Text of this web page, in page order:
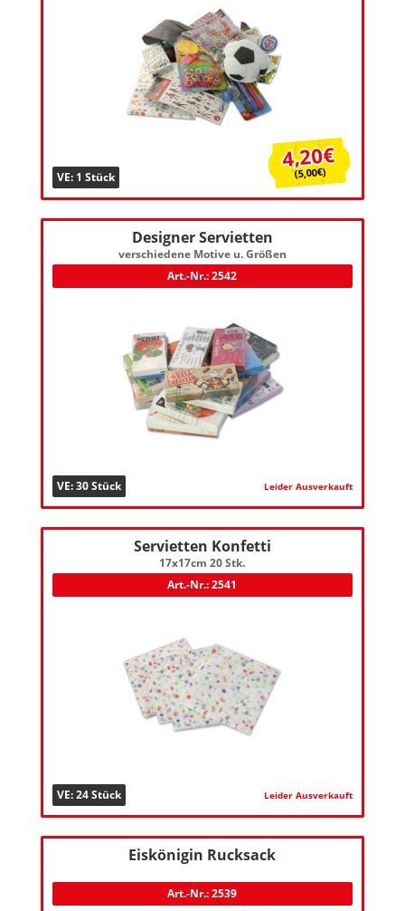
VE: 1 Stück
4,20€
(5,00€)
Designer Servietten
verschiedene Motive u. Größen
Art.-Nr.: 2542
VE: 30 Stück Leider Ausverkauft
Servietten Konfetti
17x17cm 20 Stk.
Art.-Nr.: 2541
VE: 24 Stück Leider Ausverkauft
Eiskönigin Rucksack
Art.-Nr.: 2539